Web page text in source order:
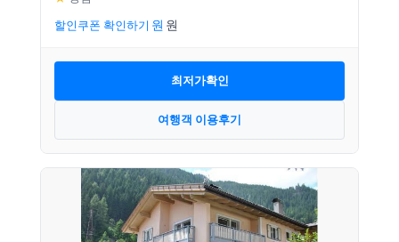
할인쿠폰 확인하기
최저가확인
여행객 이용후기